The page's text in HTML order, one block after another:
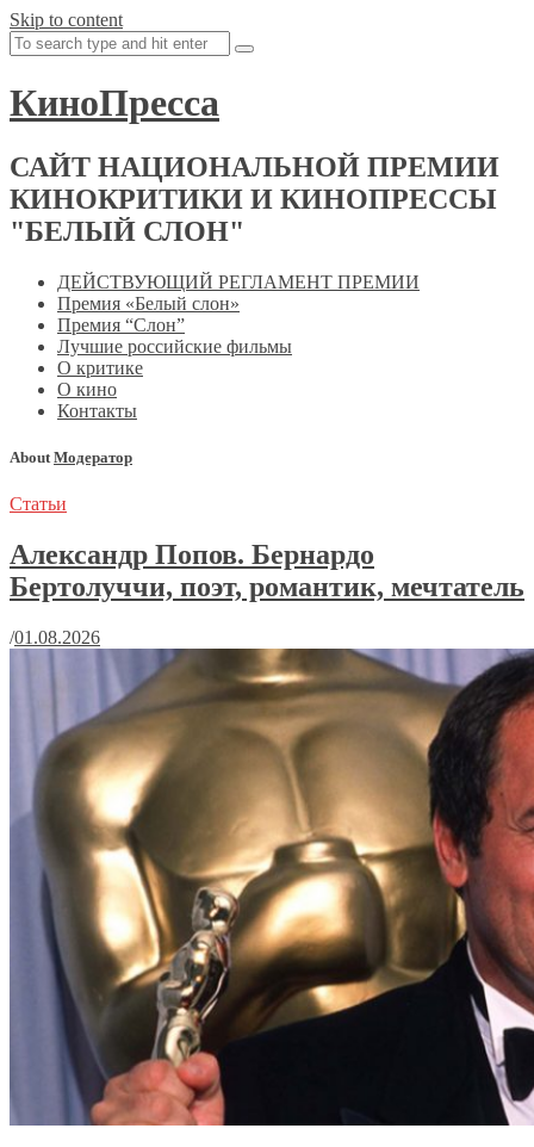
Skip to content
КиноПресса
САЙТ НАЦИОНАЛЬНОЙ ПРЕМИИ
КИНОКРИТИКИ И КИНОПРЕССЫ
"БЕЛЫЙ СЛОН"
ДЕЙСТВУЮЩИЙ РЕГЛАМЕНТ ПРЕМИИ
Премия «Белый слон»
Премия “Слон”
Лучшие российские фильмы
О критике
О кино
Контакты
About Модератор
Статьи
Александр Попов. Бернардо
Бертолуччи, поэт, романтик, мечтатель
/01.08.2026